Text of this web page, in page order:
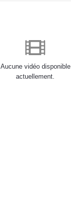
Aucune vidéo disponible
actuellement.